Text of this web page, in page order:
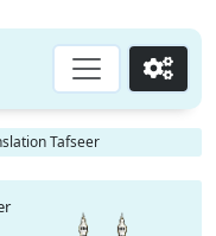
Go
Tafseer